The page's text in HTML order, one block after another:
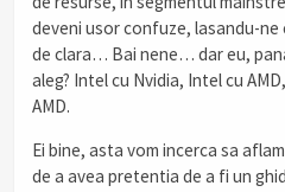
deveni usor confuze, lasandu-
de clara… Bai nene… dar eu,
aleg? Intel cu Nvidia, Intel cu
AMD.
Ei bine, asta vom incerca sa
de a avea pretentia de a fi un